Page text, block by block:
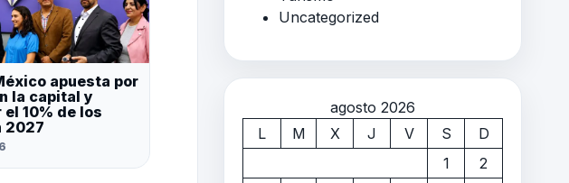
apuesta por
la capital y
10% de los
2027
Uncategorized
agosto 2026
L
M X J V S
D
1
2